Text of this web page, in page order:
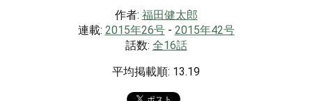
作者: 福田健太郎
連載: 2015年26号- 2015年42号
話数: 全16話
平均掲載順: 13.19